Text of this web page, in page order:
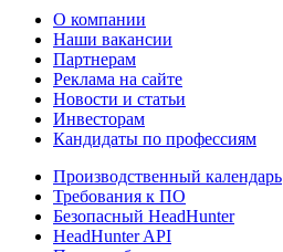
О компании
Наши вакансии
Партнерам
Реклама на сайте
Новости и статьи
Инвесторам
Кандидаты по профессиям
Производственный календарь
Требования к ПО
Безопасный HeadHunter
HeadHunter API